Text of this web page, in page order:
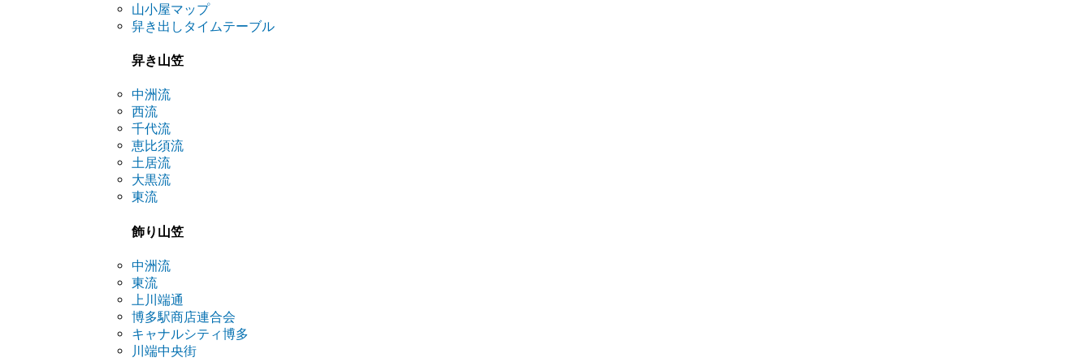
山小屋マップ
舁き出しタイムテーブル
舁き山笠
中洲流
西流
千代流
恵比須流
土居流
大黒流
東流
飾り山笠
中洲流
東流
上川端通
博多駅商店連合会
キャナルシティ博多
川端中央街